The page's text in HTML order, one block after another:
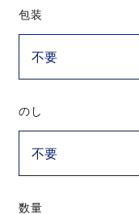
包装
のし
数量